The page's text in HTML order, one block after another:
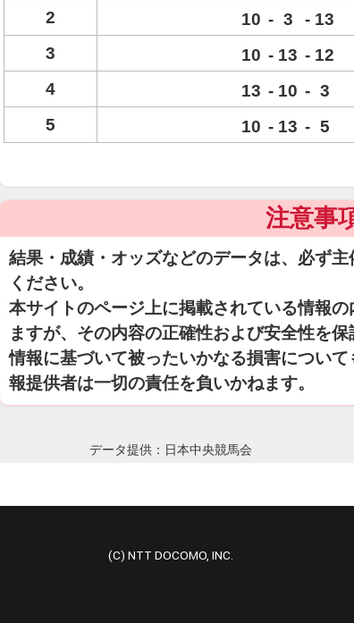
2
10 - 3 - 13
3
10 - 13 - 12
4
13 - 10 - 3
5
10 - 13 - 5
注意事
結果・成績・オッズなどのデータは、必ず
ください。
本サイトのページ上に掲載されている情報
ますが、その内容の正確性および安全性を
情報に基づいて被ったいかなる損害につい
報提供者は一切の責任を負いかねます。
データ提供：日本中央競馬会
(C) NTT DOCOMO, INC.